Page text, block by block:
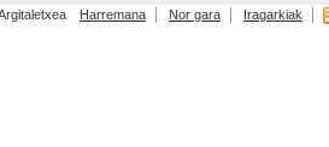
Harremana Nor gara Iragarkiak